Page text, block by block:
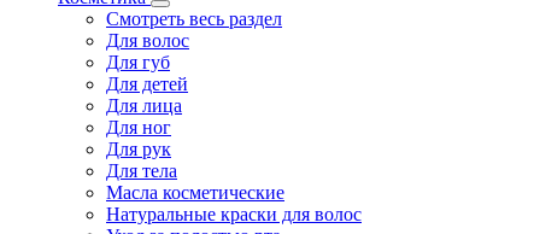
Смотреть весь раздел
Для волос
Для губ
Для детей
Для лица
Для ног
Для рук
Для тела
Масла косметические
Натуральные краски для волос